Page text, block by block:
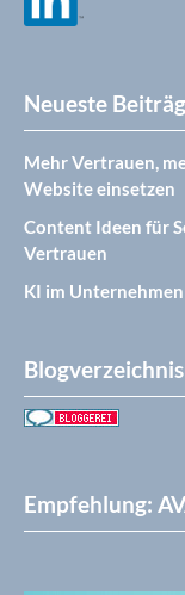
Neueste
Mehr Vertrauen,
Website einsetzen
Content Ideen für
Vertrauen
KI im
Blogverzeichnis
Empfehlung: